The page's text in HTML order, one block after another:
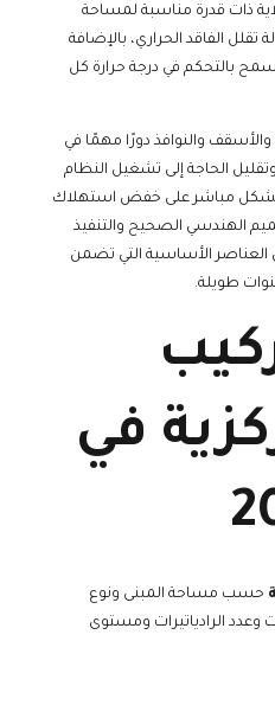
ذات قدرة مناسبة لمساحة
الفاقد الحراري، بالإضافة
بالتحكم في درجة حرارة كل
والنوافذ دورًا مهمًا في
الحاجة إلى تشغيل النظام
بشكل مباشر على خفض استهلاك
الهندسي الصحيح والتنفيذ
العناصر الأساسية التي تضمن
طويلة.
في
حسب مساحة المبنى ونوع
وعدد الرادياتيرات ومستوى